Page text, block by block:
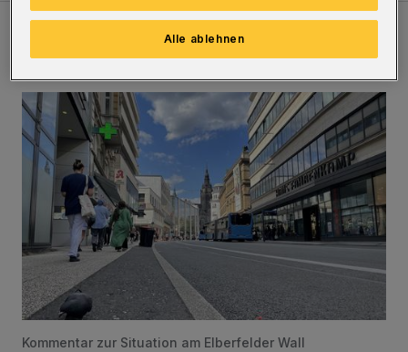
Ein Unzustand und Skandal
Kommentar zur Situation am Elberfelder Wall
Alle ablehnen